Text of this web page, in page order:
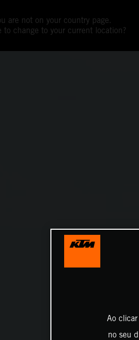
are not on your country page.
to change to your current location?
Ao
no seu